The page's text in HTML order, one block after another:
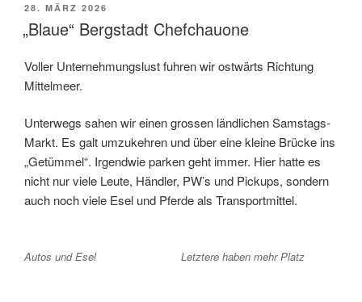
VERÖFFENTLICHT
AM
28. MÄRZ 2026
„Blaue“ Bergstadt Chefchauone
Voller Unternehmungslust fuhren wir ostwärts Richtung
Mittelmeer.
Unterwegs sahen wir einen grossen ländlichen Samstags-
Markt. Es galt umzukehren und über eine kleine Brücke ins
„Getümmel“. Irgendwie parken geht immer. Hier hatte es
nicht nur viele Leute, Händler, PW’s und Pickups, sondern
auch noch viele Esel und Pferde als Transportmittel.
Autos und Esel Letztere haben mehr Platz